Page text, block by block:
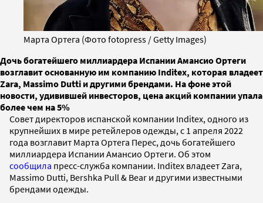
Марта Ортега (Фото fotopress / Getty Images)
Дочь богатейшего миллиардера Испании Амансио Ортеги
возглавит основанную им компанию Inditex, которая владеет
Zara, Massimo Dutti и другими брендами. На фоне этой
новости, удивившей инвесторов, цена акций компании упала
более чем на 5%
Совет директоров испанской компании Inditex, одного из
крупнейших в мире ретейлеров одежды, с 1 апреля 2022
года возглавит Марта Ортега Перес, дочь богатейшего
миллиардера Испании Амансио Ортеги. Об этом
сообщила пресс-служба компании. Inditex владеет Zara,
Massimo Dutti, Bershka Pull & Bear и другими известными
брендами одежды.